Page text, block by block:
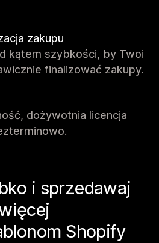
zakupu
kątem szybkości, by Twoi
finalizować zakupy.
dożywotnia licencja
i sprzedawaj
Shopify